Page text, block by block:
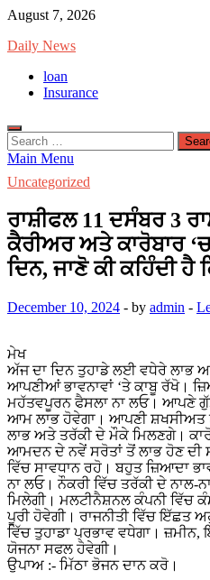
Skip
content
August 7, 2026
Daily News
loan
Insurance
Search
for:
Main Menu
Uncategorized
ਰਾਸ਼ੀਫਲ 11 ਦਸੰਬਰ 3
ਕੈਰੀਅਰ ਅਤੇ ਕਾਰੋਬਾਰ
ਦਿਨ, ਜਾਣੋ ਕੀ ਕਹਿੰਦੀ ਹੈ
December 10, 2024 - by admin -
ਮੇਖ
ਅੱਜ ਦਾ ਦਿਨ ਤੁਹਾਡੇ ਲਈ ਵਧੇਰੇ ਲਾਭ
ਆਪਣੀਆਂ ਭਾਵਨਾਵਾਂ ‘ਤੇ ਕਾਬੂ ਰੱਖੋ।
ਮਹੱਤਵਪੂਰਨ ਫੈਸਲਾ ਨਾ ਲਓ। ਆਪਣੇ
ਆਮ ਲਾਭ ਹੋਵੇਗਾ। ਆਪਣੀ ਸ਼ਖਸੀਅਤ
ਲਾਭ ਅਤੇ ਤਰੱਕੀ ਦੇ ਮੌਕੇ ਮਿਲਣਗੇ।
ਆਮਦਨ ਦੇ ਨਵੇਂ ਸਰੋਤਾਂ ਤੋਂ ਲਾਭ ਹੋਣ ਦੀ
ਵਿੱਚ ਸਾਵਧਾਨ ਰਹੋ। ਬਹੁਤ ਜ਼ਿਆਦਾ
ਨਾ ਲਓ। ਨੌਕਰੀ ਵਿੱਚ ਤਰੱਕੀ ਦੇ ਨਾਲ-
ਮਿਲੇਗੀ। ਮਲਟੀਨੈਸ਼ਨਲ ਕੰਪਨੀ ਵਿੱਚ
ਪੂਰੀ ਹੋਵੇਗੀ। ਰਾਜਨੀਤੀ ਵਿੱਚ ਇੱਛਤ
ਵਿੱਚ ਤੁਹਾਡਾ ਪ੍ਰਭਾਵ ਵਧੇਗਾ।
ਯੋਜਨਾ ਸਫਲ ਹੋਵੇਗੀ।
ਉਪਾਅ :- ਮਿੱਠਾ ਭੋਜਨ ਦਾਨ ਕਰੋ।